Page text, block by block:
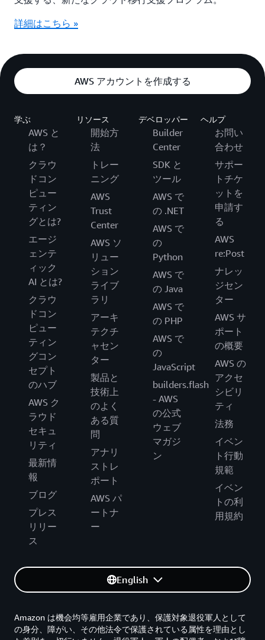
詳細はこちら »
AWS アカウントを作成する
学ぶ
AWS と
は？
クラウ
ドコン
ピュー
ティン
グとは?
エージ
ェンテ
ィック
AI とは?
クラウ
ドコン
ピュー
ティン
グコン
セプト
のハブ
AWS ク
ラウド
セキュ
リティ
最新情
報
ブログ
プレス
リリー
ス
リソース
開始方
法
トレー
ニング
AWS
Trust
Center
AWS ソ
リュー
ション
ライブ
ラリ
アーキ
テクチ
ャセン
ター
製品と
技術上
のよく
ある質
問
アナリ
ストレ
ポート
AWS パ
ートナ
ー
デベロッパー
Builder
Center
SDK と
ツール
AWS で
の .NET
AWS で
の
Python
AWS で
の Java
AWS で
の PHP
AWS で
の
JavaScript
builders.flash
- AWS
の公式
ウェブ
マガジ
ン
ヘルプ
お問い
合わせ
サポー
トチケ
ットを
申請す
る
AWS
re:Post
ナレッ
ジセン
ター
AWS サ
ポート
の概要
AWS の
アクセ
シビリ
ティ
法務
イベン
ト行動
規範
イベン
トの利
用規約
English
Amazon は機会均等雇用企業であり、保護対象退役軍人として
の身分、障がい、その他法令で保護されている属性を理由とし